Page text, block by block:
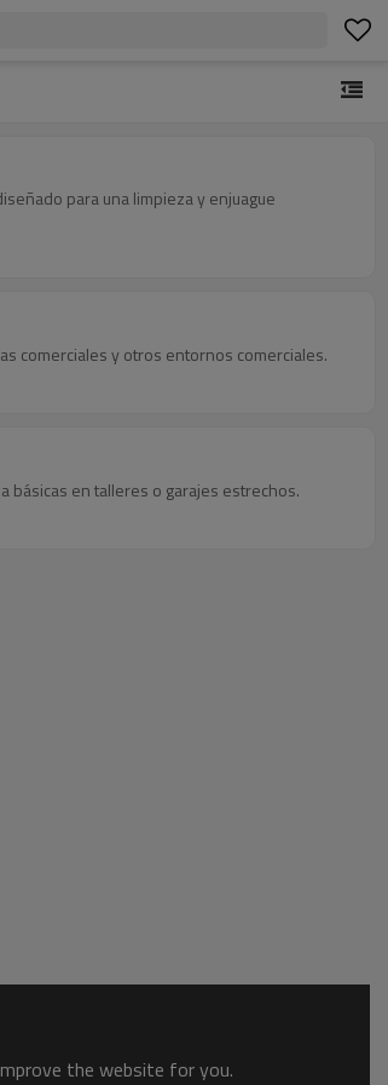
para una limpieza y enjuague
comerciales y otros entornos comerciales.
básicas en talleres o garajes estrechos.
the website for you.